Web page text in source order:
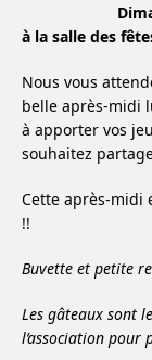
à la salle des
Nous vous
belle après-midi
à apporter vos
souhaitez
Cette après-midi
!!
Buvette et petite
Les gâteaux sont
l’association pour